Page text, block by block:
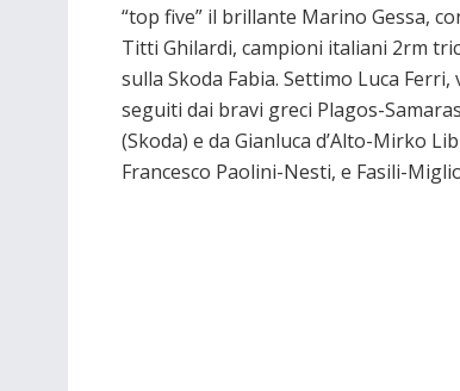
“top five” il brillante Marino Gessa,
Titti Ghilardi, campioni italiani 2rm
sulla Skoda Fabia. Settimo Luca
seguiti dai bravi greci Plagos-
(Skoda) e da Gianluca d’Alto-Mirko
Francesco Paolini-Nesti, e Fasili-